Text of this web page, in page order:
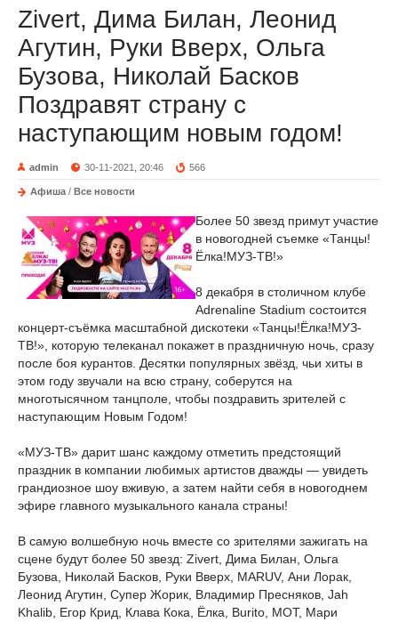
Zivert, Дима Билан, Леонид
Агутин, Руки Вверх, Ольга
Бузова, Николай Басков
Поздравят страну с
наступающим новым годом!
admin 30-11-2021, 20:46 566
Афиша / Все новости
Более 50 звезд примут участие
в новогодней съемке «Танцы!
Ёлка!МУЗ-ТВ!»
8 декабря в столичном клубе
Adrenaline Stadium состоится
концерт-съёмка масштабной дискотеки «Танцы!Ёлка!МУЗ-
ТВ!», которую телеканал покажет в праздничную ночь, сразу
после боя курантов. Десятки популярных звёзд, чьи хиты в
этом году звучали на всю страну, соберутся на
многотысячном танцполе, чтобы поздравить зрителей с
наступающим Новым Годом!
«МУЗ-ТВ» дарит шанс каждому отметить предстоящий
праздник в компании любимых артистов дважды — увидеть
грандиозное шоу вживую, а затем найти себя в новогоднем
эфире главного музыкального канала страны!
В самую волшебную ночь вместе со зрителями зажигать на
сцене будут более 50 звезд: Zivert, Дима Билан, Ольга
Бузова, Николай Басков, Руки Вверх, MARUV, Ани Лорак,
Леонид Агутин, Супер Жорик, Владимир Пресняков, Jah
Khalib, Егор Крид, Клава Кока, Ёлка, Burito, MOT, Мари